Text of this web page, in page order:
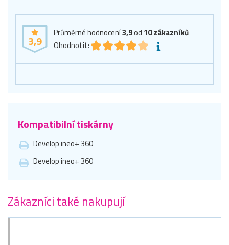
3,9
Průměrné hodnocení3,9od 10zákazníků
Ohodnotit:
Kompatibilní tiskárny
Develop ineo+ 360
Develop ineo+ 360
Zákazníci také nakupují